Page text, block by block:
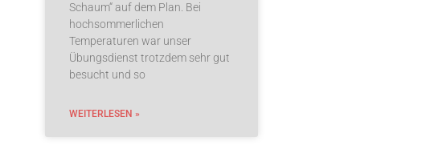
Schaum“ auf dem Plan. Bei
hochsommerlichen
Temperaturen war unser
Übungsdienst trotzdem sehr gut
besucht und so
WEITERLESEN »